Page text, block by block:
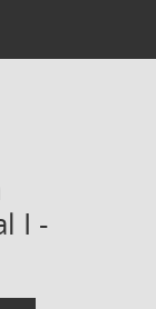
I -